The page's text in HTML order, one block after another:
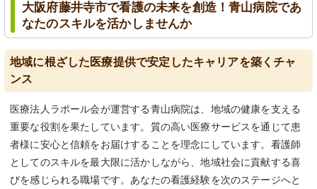
大阪府藤井寺市で看護の未来を創造！青山病院であ
なたのスキルを活かしませんか
地域に根ざした医療提供で安定したキャリアを築くチャ
ンス
医療法人ラポール会が運営する青山病院は、地域の健康を支える
重要な役割を果たしています。質の高い医療サービスを通じて患
者様に安心と信頼をお届けすることを理念にしています。看護師
としてのスキルを最大限に活かしながら、地域社会に貢献する喜
びを感じられる職場です。あなたの看護経験を次のステージへと